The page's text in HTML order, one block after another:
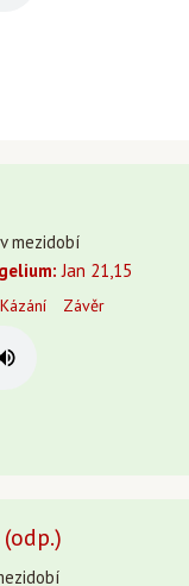
mezidobí
Jan 21,15
Kázání Závěr